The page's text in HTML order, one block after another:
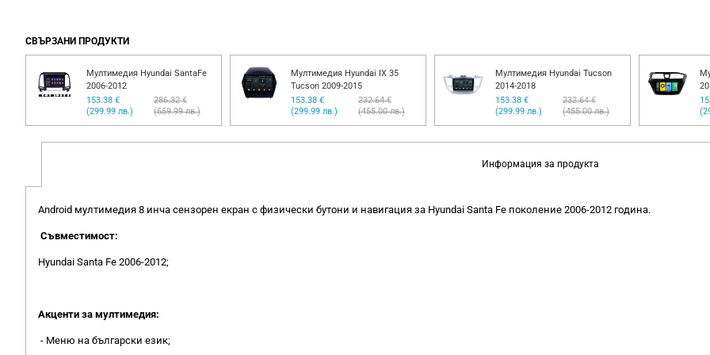
СВЪРЗАНИ ПРОДУКТИ
SantaFe
286.32 €
Мултимедия Hyundai IX 35
153.38 €
(299.99 лв.)
232.64 €
Мултимедия Hyundai Tucson
2014-2018
153.38 €
(299.99 лв.)
Мултимедия Hyundai I20 2014-
153.38 €
(299.99 лв.)
Информация за продукта
Android мултимедия 8 инча сензорен екран с физически бутони и навигация за Hyundai Santa Fe поколение 2006-2012 година.
Съвместимост:
Hyundai Santa Fe 2006-2012;
Акценти за мултимедия:
- Меню на български език;